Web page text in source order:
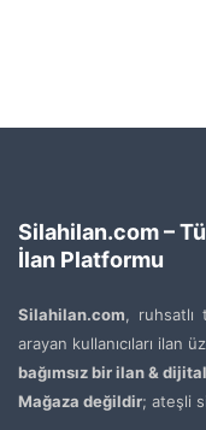
Silahilan.com –
İlan Platformu
Silahilan.com, ruhsatlı
arayan kullanıcıları ilan
bağımsız bir ilan &
Mağaza değildir; ateşli